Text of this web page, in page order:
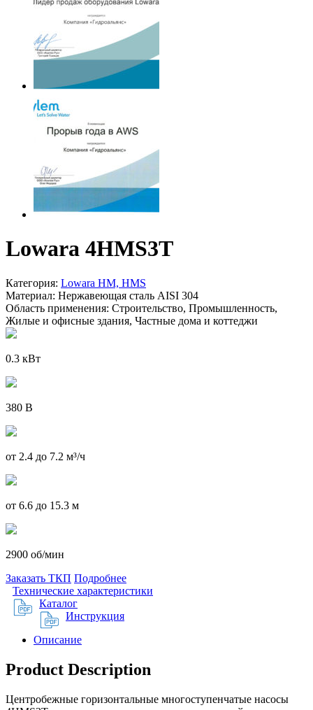
Lowara 4HMS3T
Категория: Lowara HM, HMS
Материал: Нержавеющая сталь AISI 304
Область применения: Строительство, Промышленность,
Жилые и офисные здания, Частные дома и коттеджи
0.3 кВт
380 В
от 2.4 до 7.2 м³/ч
от 6.6 до 15.3 м
2900 об/мин
Заказать ТКП Подробнее
Технические характеристики
Каталог
Инструкция
Описание
Product Description
Центробежные горизонтальные многоступенчатые насосы